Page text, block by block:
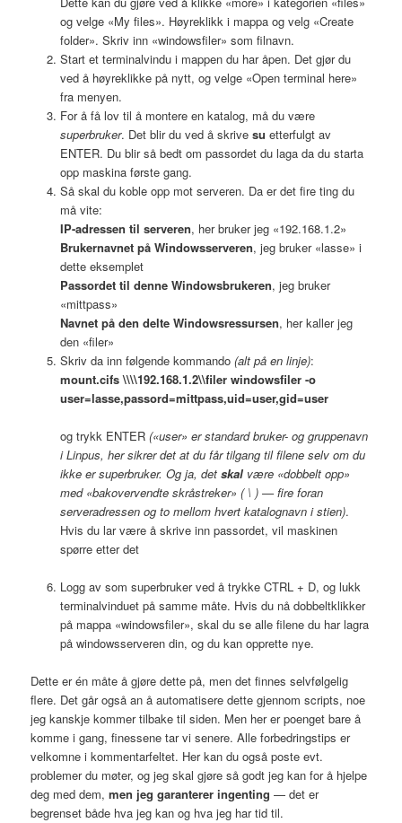
og velge «My files». Høyreklikk i mappa og velg «Create
folder». Skriv inn «windowsfiler» som filnavn.
Start et terminalvindu i mappen du har åpen. Det gjør du
ved å høyreklikke på nytt, og velge «Open terminal here»
fra menyen.
For å få lov til å montere en katalog, må du være
superbruker. Det blir du ved å skrive su etterfulgt av
ENTER. Du blir så bedt om passordet du laga da du starta
opp maskina første gang.
Så skal du koble opp mot serveren. Da er det fire ting du
må vite:
IP-adressen til serveren, her bruker jeg «192.168.1.2»
Brukernavnet på Windowsserveren, jeg bruker «lasse» i
dette eksemplet
Passordet til denne Windowsbrukeren, jeg bruker
«mittpass»
Navnet på den delte Windowsressursen, her kaller jeg
den «filer»
Skriv da inn følgende kommando (alt på en linje):
mount.cifs \\\\192.168.1.2\\filer windowsfiler -o
user=lasse,passord=mittpass,uid=user,gid=user
og trykk ENTER («user» er standard bruker- og gruppenavn
i Linpus, her sikrer det at du får tilgang til filene selv om du
ikke er superbruker. Og ja, det skalvære «dobbelt opp»
med «bakovervendte skråstreker» ( \ ) — fire foran
serveradressen og to mellom hvert katalognavn i stien).
Hvis du lar være å skrive inn passordet, vil maskinen
spørre etter det
Logg av som superbruker ved å trykke CTRL + D, og lukk
terminalvinduet på samme måte. Hvis du nå dobbeltklikker
på mappa «windowsfiler», skal du se alle filene du har lagra
på windowsserveren din, og du kan opprette nye.
Dette er én måte å gjøre dette på, men det finnes selvfølgelig
flere. Det går også an å automatisere dette gjennom scripts, noe
jeg kanskje kommer tilbake til siden. Men her er poenget bare å
komme i gang, finessene tar vi senere. Alle forbedringstips er
velkomne i kommentarfeltet. Her kan du også poste evt.
problemer du møter, og jeg skal gjøre så godt jeg kan for å hjelpe
deg med dem,men jeg garanterer ingenting — det er
begrenset både hva jeg kan og hva jeg har tid til.